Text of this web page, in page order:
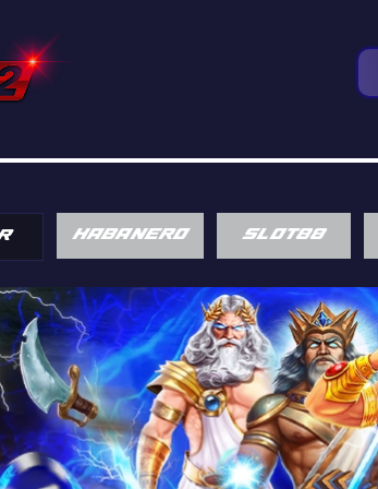
HABANERO SLOT88